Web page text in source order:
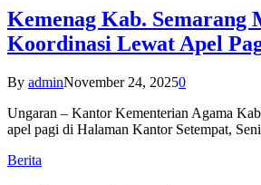
Kemenag Kab. Semarang
Koordinasi Lewat Apel
By adminNovember 24, 20250
Ungaran – Kantor Kementerian Agama
apel pagi di Halaman Kantor Setempat,
Berita